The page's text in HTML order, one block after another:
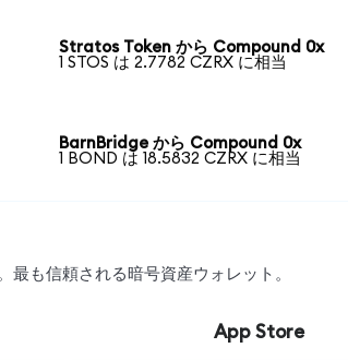
Stratos Token から Compound 0x
1 STOS は 2.7782 CZRX に相当
BarnBridge から Compound 0x
1 BOND は 18.5832 CZRX に相当
も信頼される暗号資産ウォレット。
App Store